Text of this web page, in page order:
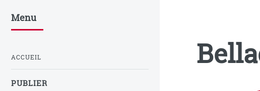
Menu
ACCUEIL
PUBLIER